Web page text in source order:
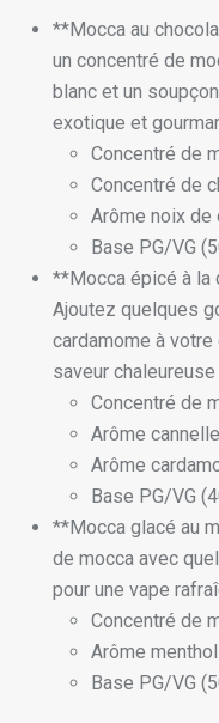
**Mocca au
un concentré de
blanc et un
exotique et
Concentré de
Concentré de
Arôme noix de
Base PG/VG
**Mocca épicé à la
Ajoutez quelques
cardamome à
saveur
Concentré de
Arôme
Arôme
Base PG/VG
**Mocca glacé au
de mocca avec
pour une vape
Concentré de
Arôme menthol
Base PG/VG